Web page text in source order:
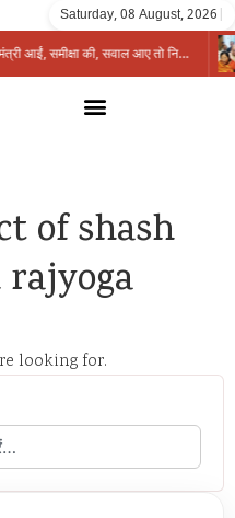
Saturday, 08 August, 2026
मंत्री आईं, समीक्षा की, सवाल आए तो निकल गईं – खाली जयंत चौंकीं पर नहीं दिया जवाब
of shash
looking for.